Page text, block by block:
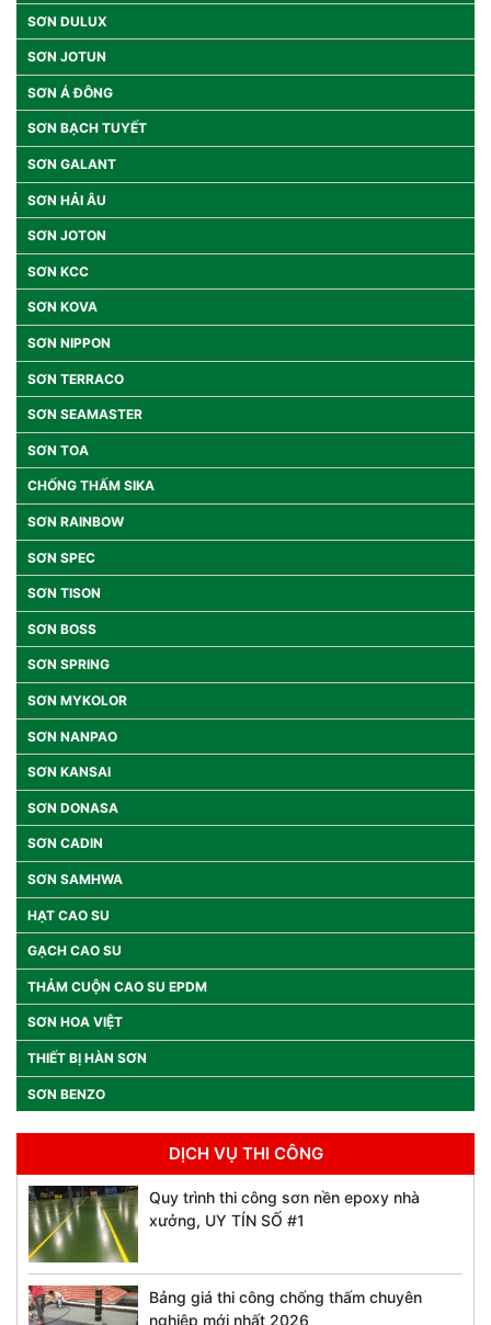
SƠN DULUX
SƠN JOTUN
SƠN Á ĐÔNG
SƠN BẠCH TUYẾT
SƠN GALANT
SƠN HẢI ÂU
SƠN JOTON
SƠN KCC
SƠN KOVA
SƠN NIPPON
SƠN TERRACO
SƠN SEAMASTER
SƠN TOA
CHỐNG THẤM SIKA
SƠN RAINBOW
SƠN SPEC
SƠN TISON
SƠN BOSS
SƠN SPRING
SƠN MYKOLOR
SƠN NANPAO
SƠN KANSAI
SƠN DONASA
SƠN CADIN
SƠN SAMHWA
HẠT CAO SU
GẠCH CAO SU
THẢM CUỘN CAO SU EPDM
SƠN HOA VIỆT
THIẾT BỊ HÀN SƠN
SƠN BENZO
DỊCH VỤ THI CÔNG
Quy trình thi công sơn nền epoxy nhà
xưởng, UY TÍN SỐ #1
Bảng giá thi công chống thấm chuyên
nghiệp mới nhất 2026